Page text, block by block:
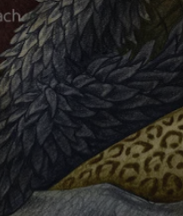
Niezbędne
zarządzanie
Nazwa